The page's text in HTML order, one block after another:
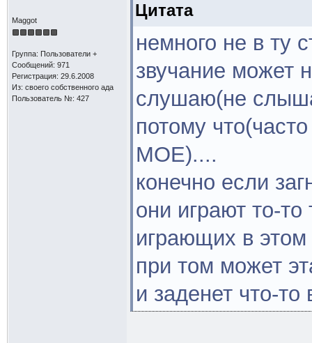
Maggot
Группа: Пользователи +
Сообщений: 971
Регистрация: 29.6.2008
Из: своего собственного ада
Пользователь №: 427
Цитата
немного не в ту
звучание может
слушаю(не
потому
МОЕ)....
конечно если
они играют то-
играющих в
при том может
и заденет что-